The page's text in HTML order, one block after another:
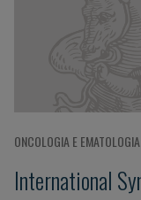
ONCOLOGIA E
International